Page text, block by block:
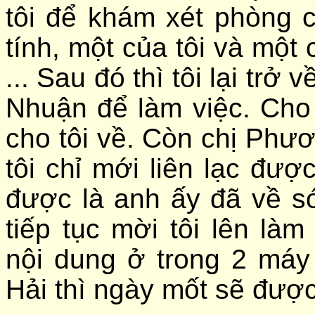
tôi để khám xét phòng
tính, một của tôi và một
... Sau đó thì tôi lại trở
Nhuận để làm việc.
cho tôi về. Còn chị
tôi chỉ mới liên lạc
được là anh ấy đã về
tiếp tục mời tôi lên
nội dung ở trong 2
Hải thì ngày mốt sẽ